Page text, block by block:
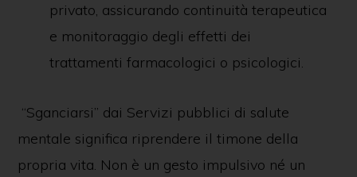
privato, assicurando continuità terapeutica
e monitoraggio degli effetti dei
trattamenti farmacologici o psicologici.
“Sganciarsi” dai Servizi pubblici di salute
mentale significa riprendere il timone della
propria vita. Non è un gesto impulsivo né un